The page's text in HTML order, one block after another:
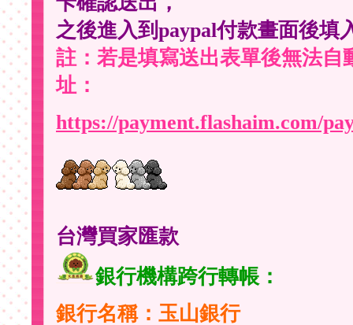
之後進入到paypal付款畫面後填
註：若是填寫送出表單後無法自
址：
https://payment.flashaim.com/
台灣買家匯款
銀行機構跨行轉帳：
銀行名稱：玉山銀行